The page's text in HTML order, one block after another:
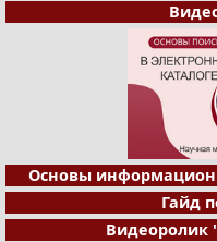
Основы
Гайд
Видеоролик